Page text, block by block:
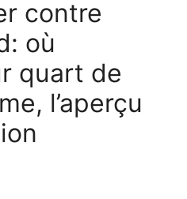
contre
où
quart de
l’aperçu